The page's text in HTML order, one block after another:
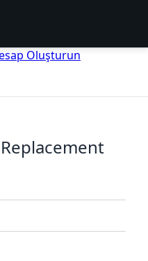
Oluşturun